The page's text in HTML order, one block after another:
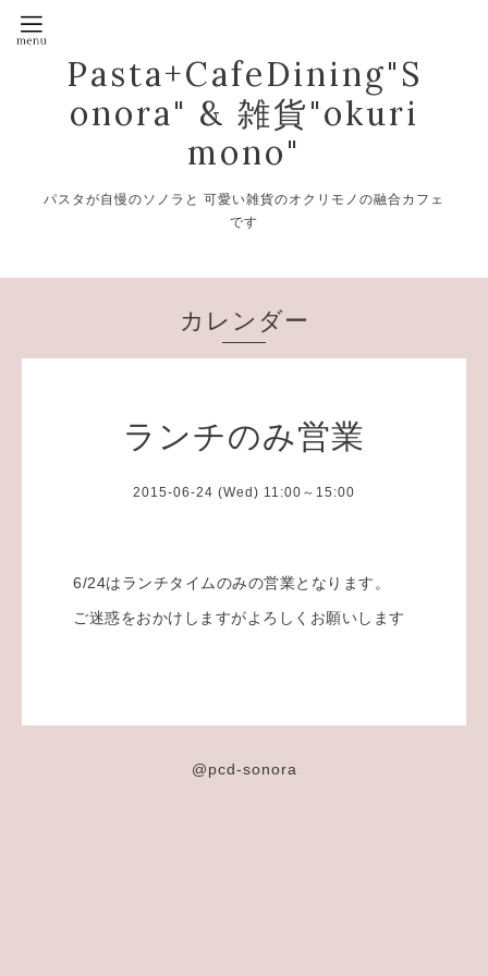
Pasta+CafeDining"S
onora" & 雑貨"okuri
mono"
パスタが自慢のソノラと 可愛い雑貨のオクリモノの融合カフェ
です
カレンダー
ランチのみ営業
2015-06-24 (Wed) 11:00～15:00
6/24はランチタイムのみの営業となります。
ご迷惑をおかけしますがよろしくお願いします
@pcd-sonora